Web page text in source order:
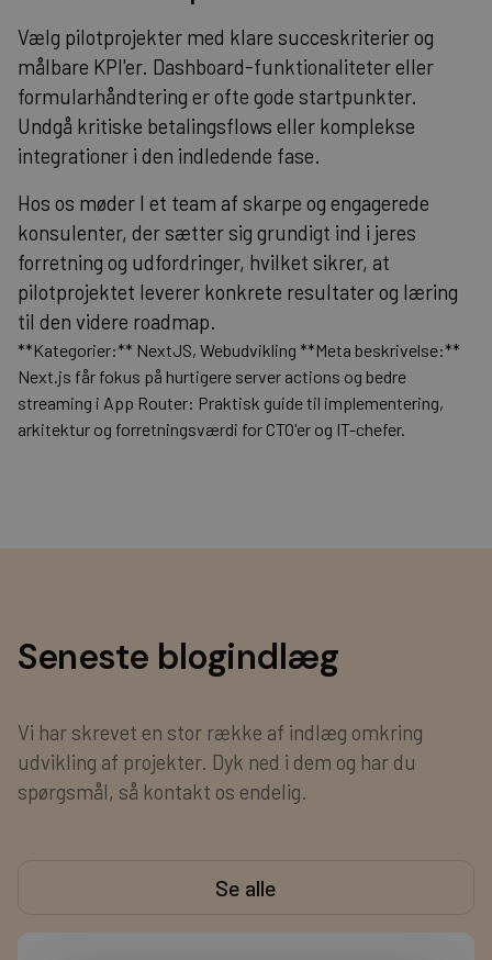
Vælg pilotprojekter med klare succeskriterier og
målbare KPI'er. Dashboard-funktionaliteter eller
formularhåndtering er ofte gode startpunkter.
Undgå kritiske betalingsflows eller komplekse
integrationer i den indledende fase.
Hos os møder I et team af skarpe og engagerede
konsulenter, der sætter sig grundigt ind i jeres
forretning og udfordringer, hvilket sikrer, at
pilotprojektet leverer konkrete resultater og læring
til den videre roadmap.
**Kategorier:** NextJS, Webudvikling **Meta beskrivelse:**
Next.js får fokus på hurtigere server actions og bedre
streaming i App Router: Praktisk guide til implementering,
arkitektur og forretningsværdi for CTO'er og IT-chefer.
Seneste blogindlæg
Vi har skrevet en stor række af indlæg omkring
udvikling af projekter. Dyk ned i dem og har du
spørgsmål, så kontakt os endelig.
Se alle